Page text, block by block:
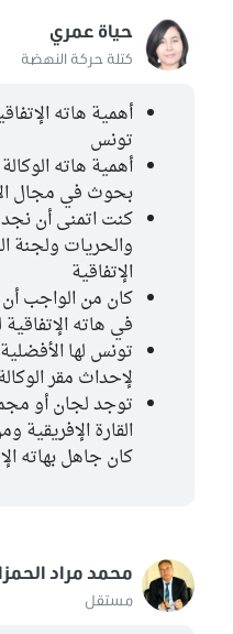
حياة عمري
كتلة حركة النهضة
أهمية هاته
تونس
أهمية هاته
بحوث في مجال
كنت اتمنى أن
والحريات ولجنة
الإتفاقية
كان من الواجب
في هاته
تونس لها الأفضلية
لإحداث مقر
توجد لجان أو
القارة الإفريقية
كان جاهل بهاته
محمد مراد
مستقل
مستقل
كتلة حركة النهضة
هاجر بوزمي
كتلة حركة
محمد
كتلة حزب قلب
سيف الدين
كتلة حزب قلب
شادية
كتلة حزب قلب
عدنان بن
مستقل
خير الدين
كتلة الاصلاح